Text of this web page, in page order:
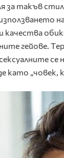
за такъв
качества
гейове.
като